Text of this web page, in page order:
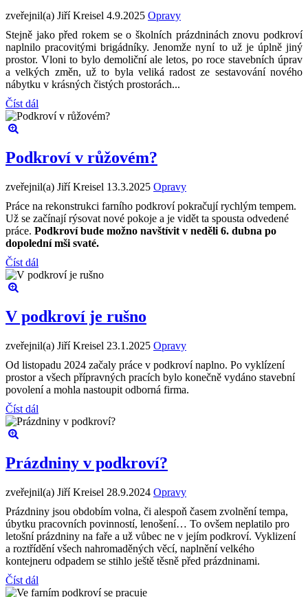
zveřejnil(a) Jiří Kreisel 4.9.2025 Opravy
Stejně jako před rokem se o školních prázdninách znovu podkroví
naplnilo pracovitými brigádníky. Jenomže nyní to už je úplně jiný
prostor. Vloni to bylo demoliční ale letos, po roce stavebních úprav
a velkých změn, už to byla veliká radost ze sestavování nového
nábytku v krásných čistých prostorách...
Číst dál
Podkroví v růžovém?
zveřejnil(a) Jiří Kreisel 13.3.2025 Opravy
Práce na rekonstrukci farního podkroví pokračují rychlým tempem.
Už se začínají rýsovat nové pokoje a je vidět ta spousta odvedené
práce. Podkroví bude možno navštívit v neděli 6. dubna po
dopolední mši svaté.
Číst dál
V podkroví je rušno
zveřejnil(a) Jiří Kreisel 23.1.2025 Opravy
Od listopadu 2024 začaly práce v podkroví naplno. Po vyklízení
prostor a všech přípravných pracích bylo konečně vydáno stavební
povolení a mohla nastoupit odborná firma.
Číst dál
Prázdniny v podkroví?
zveřejnil(a) Jiří Kreisel 28.9.2024 Opravy
Prázdniny jsou obdobím volna, či alespoň časem zvolnění tempa,
úbytku pracovních povinností, lenošení… To ovšem neplatilo pro
letošní prázdniny na faře a už vůbec ne v jejím podkroví. Vyklizení
a roztřídění všech nahromaděných věcí, naplnění velkého
kontejneru odpadem se stihlo ještě těsně před prázdninami.
Číst dál